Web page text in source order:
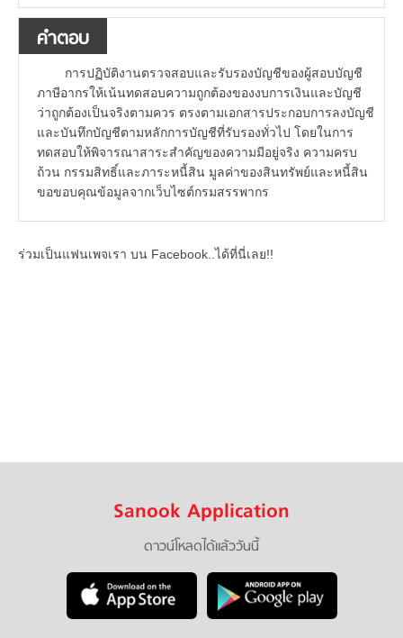
คำตอบ
การปฏิบัติงานตรวจสอบและรับรองบัญชีของผู้สอบบัญชี
ภาษีอากรให้เน้นทดสอบความถูกต้องของงบการเงินและบัญชี
ว่าถูกต้องเป็นจริงตามควร ตรงตามเอกสารประกอบการลงบัญชี
และบันทึกบัญชีตามหลักการบัญชีที่รับรองทั่วไป โดยในการ
ทดสอบให้พิจารณาสาระสำคัญของความมีอยู่จริง ความครบ
ถ้วน กรรมสิทธิ์และภาระหนี้สิน มูลค่าของสินทรัพย์และหนี้สิน
ขอขอบคุณข้อมูลจากเว็บไซต์กรมสรรพากร
ร่วมเป็นแฟนเพจเรา บน Facebook..ได้ที่นี่เลย!!
Sanook Application
ดาวน์โหลดได้แล้ววันนี้